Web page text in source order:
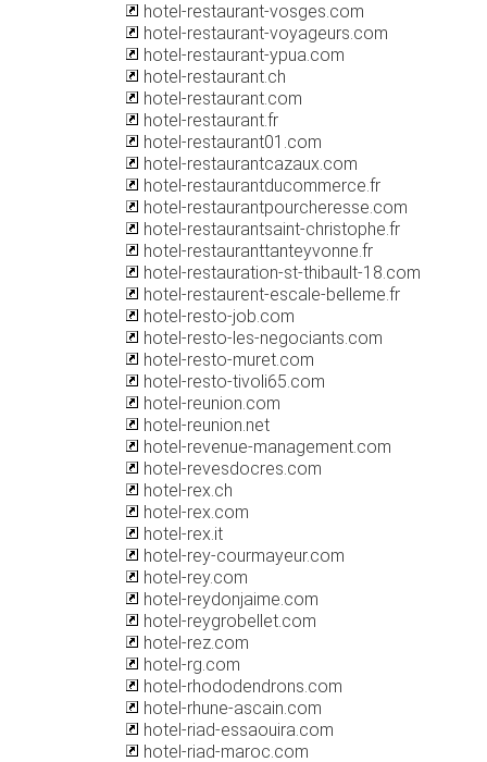
hotel-restaurant-vosges.com
hotel-restaurant-voyageurs.com
hotel-restaurant-ypua.com
hotel-restaurant.ch
hotel-restaurant.com
hotel-restaurant.fr
hotel-restaurant01.com
hotel-restaurantcazaux.com
hotel-restaurantducommerce.fr
hotel-restaurantpourcheresse.com
hotel-restaurantsaint-christophe.fr
hotel-restauranttanteyvonne.fr
hotel-restauration-st-thibault-18.com
hotel-restaurent-escale-belleme.fr
hotel-resto-job.com
hotel-resto-les-negociants.com
hotel-resto-muret.com
hotel-resto-tivoli65.com
hotel-reunion.com
hotel-reunion.net
hotel-revenue-management.com
hotel-revesdocres.com
hotel-rex.ch
hotel-rex.com
hotel-rex.it
hotel-rey-courmayeur.com
hotel-rey.com
hotel-reydonjaime.com
hotel-reygrobellet.com
hotel-rez.com
hotel-rg.com
hotel-rhododendrons.com
hotel-rhune-ascain.com
hotel-riad-essaouira.com
hotel-riad-maroc.com